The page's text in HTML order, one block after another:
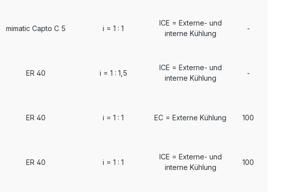
mimatic Capto C 5 i = 1 : 1
ICE = Externe- und
interne Kühlung
-
ER 40 i = 1 : 1,5
ICE = Externe- und
interne Kühlung
-
ER 40 i = 1 : 1 EC = Externe Kühlung 100
ER 40 i = 1 : 1
ICE = Externe- und
interne Kühlung
100